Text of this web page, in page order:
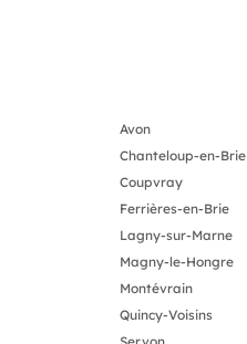
Avon
Chanteloup-en-Brie
Coupvray
Ferrières-en-Brie
Lagny-sur-Marne
Magny-le-Hongre
Montévrain
Quincy-Voisins
Servon